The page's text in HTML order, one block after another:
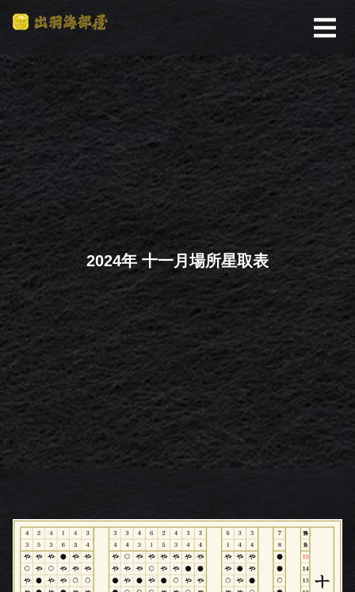
2024年 十一月場所星取表